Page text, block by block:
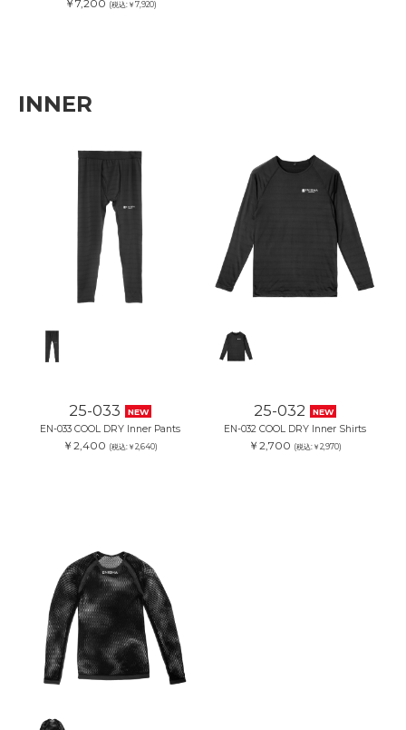
￥7,200 (税込:￥7,920)
INNER
25-033 NEW
EN-033 COOL DRY Inner Pants
￥2,400 (税込:￥2,640)
25-032 NEW
EN-032 COOL DRY Inner Shirts
￥2,700 (税込:￥2,970)